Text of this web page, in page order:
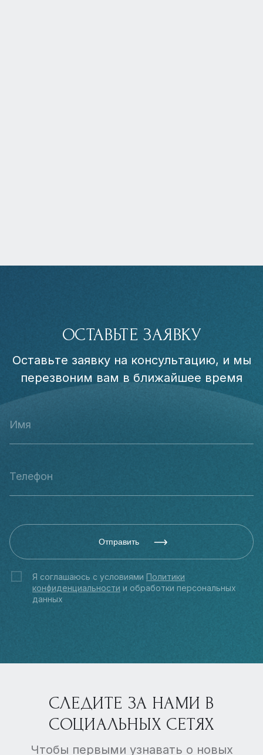
ОСТАВЬТЕ ЗАЯВКУ
Оставьте заявку на консультацию, и мы
перезвоним вам в ближайшее время
Отправить
Я соглашаюсь с условиями Политики
конфиденциальности и обработки персональных
данных
СЛЕДИТЕ ЗА НАМИ В
СОЦИАЛЬНЫХ СЕТЯХ
Чтобы первыми узнавать о новых